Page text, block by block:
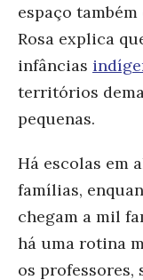
espaço
Rosa explica
infâncias
territórios
pequenas.
Há escolas em
famílias,
chegam a mil
há uma rotina
os professores,